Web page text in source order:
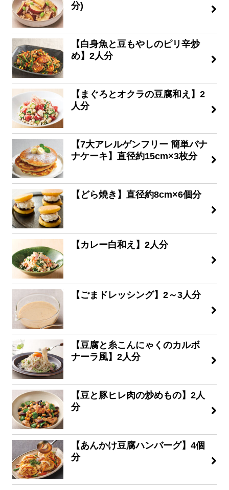
分)
【白身魚と豆もやしのピリ辛炒
め】2人分
【まぐろとオクラの豆腐和え】2
人分
【7大アレルゲンフリー 簡単バナ
ナケーキ】直径約15cm×3枚分
【どら焼き】直径約8cm×6個分
【カレー白和え】2人分
【ごまドレッシング】2～3人分
【豆腐と糸こんにゃくのカルボ
ナーラ風】2人分
【豆と豚ヒレ肉の炒めもの】2人
分
【あんかけ豆腐ハンバーグ】4個
分